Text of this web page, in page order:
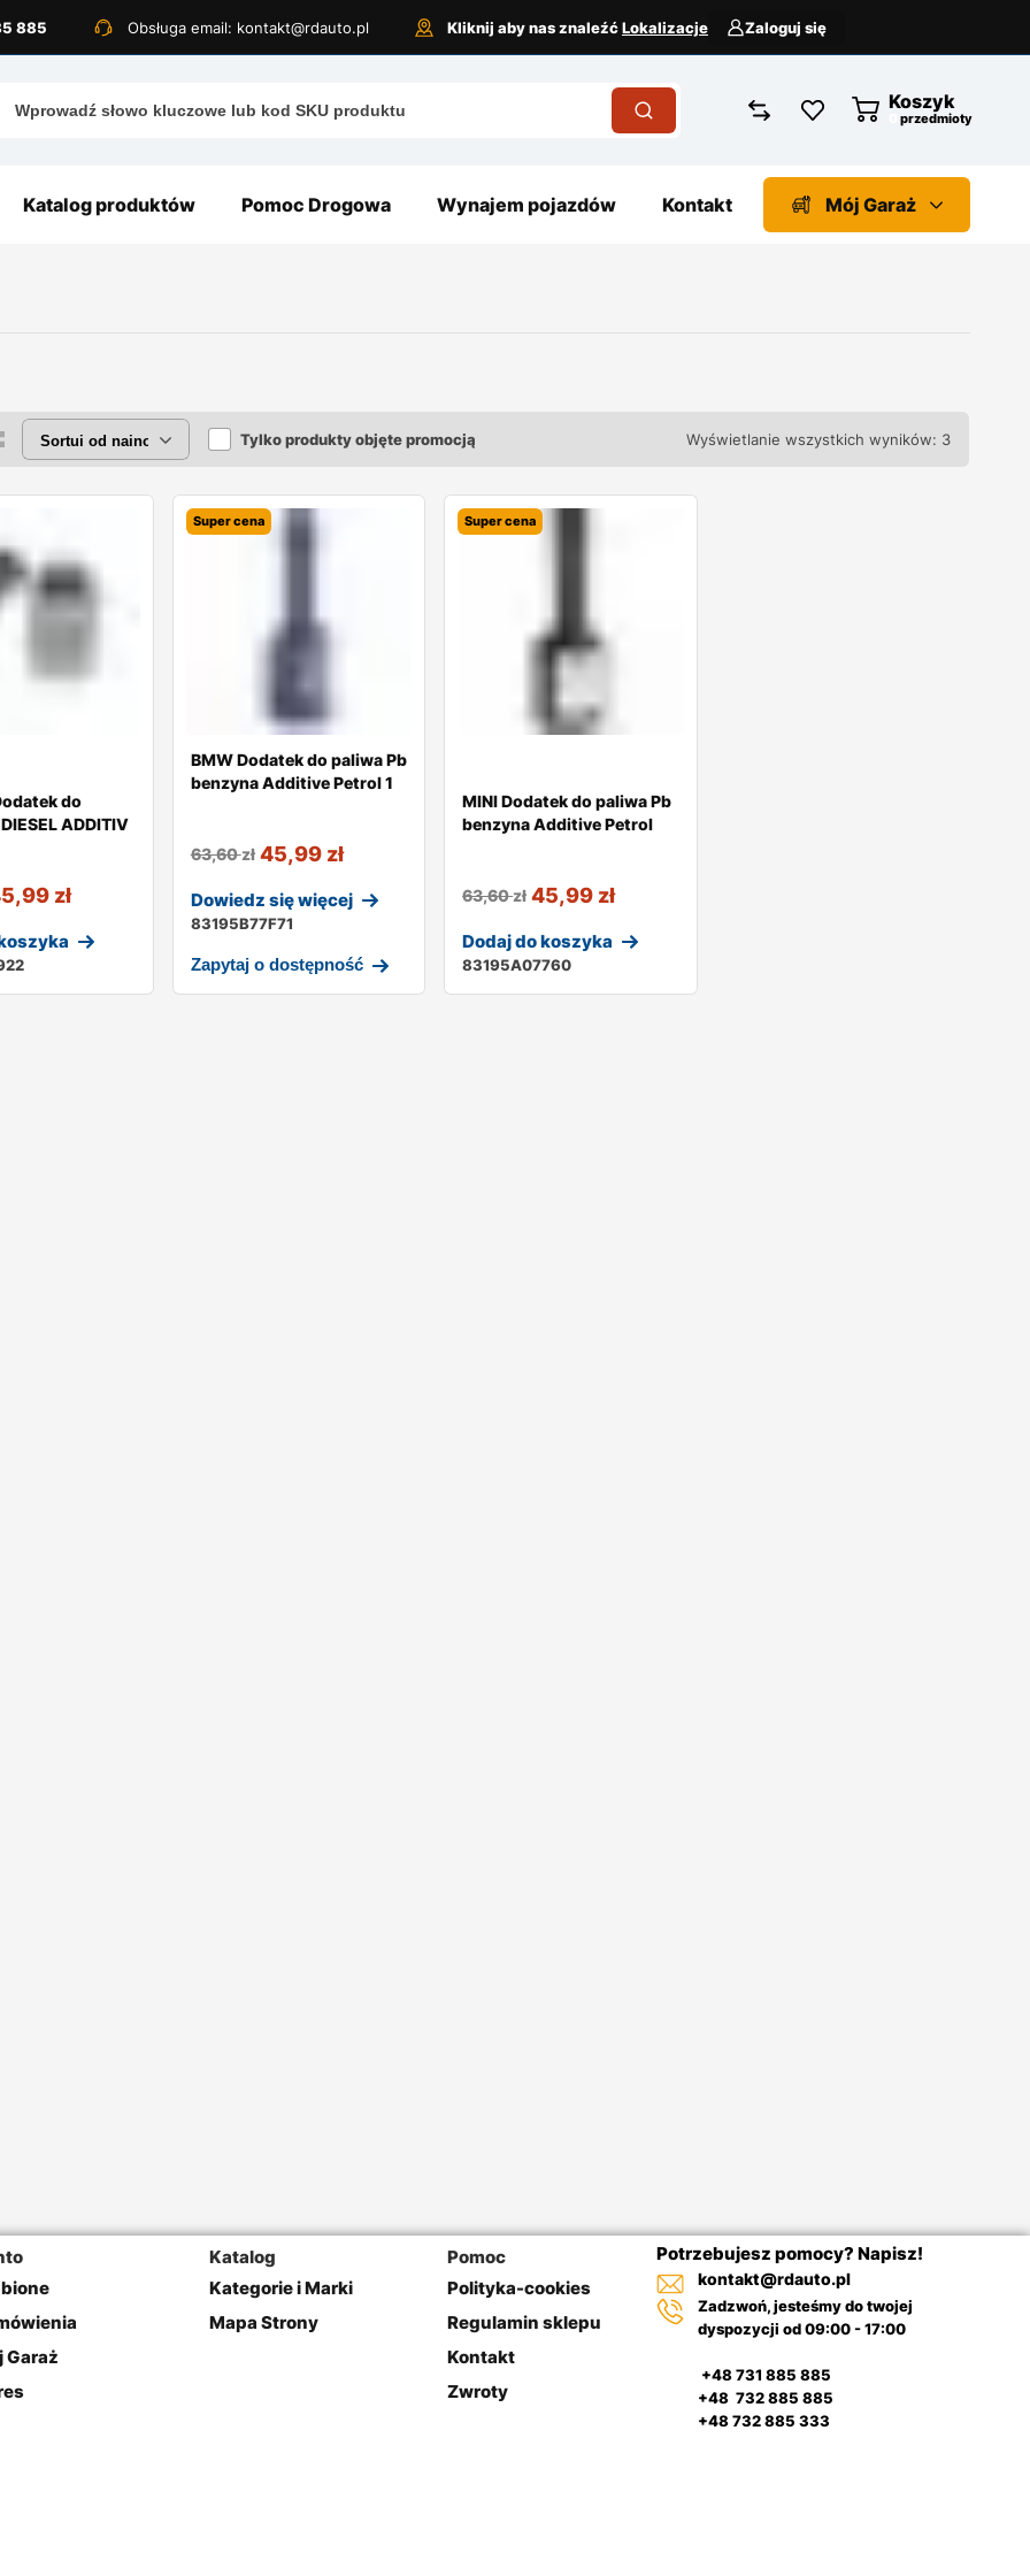
885 Obsługa email: kontakt@rdauto.pl Kliknij aby nas znaleźćLokalizacje Zaloguj się
Koszyk
przedmioty
Katalog produktów Pomoc Drogowa Wynajem pojazdów Kontakt Mój Garaż
Tylko produkty objęte promocją Wyświetlanie wszystkich wyników: 3
do
ADDITIV
zł
Super cena
BMW Dodatek do paliwa Pb
benzyna Additive Petrol 1
63,60zł 45,99 zł
Dowiedz się więcej
83195B77F71
Zapytaj o dostępność
Super cena
MINI Dodatek do paliwa Pb
benzyna Additive Petrol
63,60zł 45,99 zł
Dodaj do koszyka
83195A07760
Garaż
Katalog
Kategorie i Marki
Mapa Strony
Pomoc
Polityka-cookies
Regulamin sklepu
Kontakt
Zwroty
Potrzebujesz pomocy? Napisz!
kontakt@rdauto.pl
Zadzwoń, jesteśmy do twojej
dyspozycji od 09:00 - 17:00
+48 731 885 885
+48 732 885 885
+48 732 885 333